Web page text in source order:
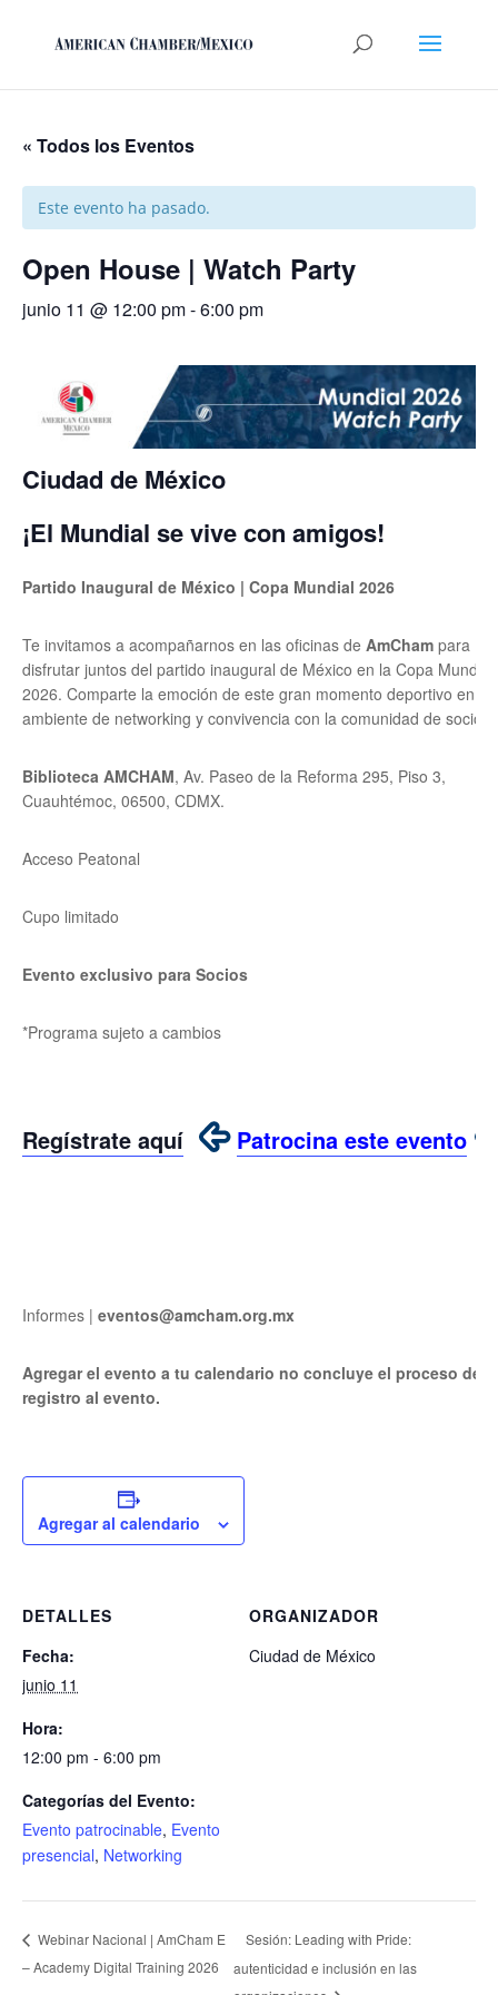
« Todos los Eventos
Este evento ha pasado.
Open House | Watch Party
junio 11 @ 12:00 pm-6:00 pm
Ciudad de México
¡El Mundial se vive con amigos!
Partido Inaugural de México | Copa Mundial 2026
Te invitamos a acompañarnos en las oficinas de AmCham para
disfrutar juntos del partido inaugural de México en la Copa Mundial
2026. Comparte la emoción de este gran momento deportivo en un
ambiente de networking y convivencia con la comunidad de socios.
Biblioteca AMCHAM, Av. Paseo de la Reforma 295, Piso 3,
Cuauhtémoc, 06500, CDMX.
Acceso Peatonal
Cupo limitado
Evento exclusivo para Socios
*Programa sujeto a cambios
Regístrate aquí Patrocina este evento
Informes | eventos@amcham.org.mx
Agregar el evento a tu calendario no concluye el proceso de
registro al evento.
Agregar al calendario
DETALLES
Fecha:
junio 11
Hora:
12:00 pm - 6:00 pm
Categorías del Evento:
Evento patrocinable, Evento
presencial, Networking
ORGANIZADOR
Ciudad de México
Webinar Nacional | AmCham E
– Academy Digital Training 2026
Sesión: Leading with Pride:
autenticidad e inclusión en las